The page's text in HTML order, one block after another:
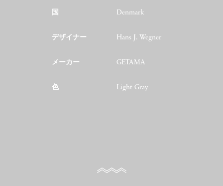
国 Denmark
デザイナー Hans J. Wegner
メーカー GETAMA
色 Light Gray